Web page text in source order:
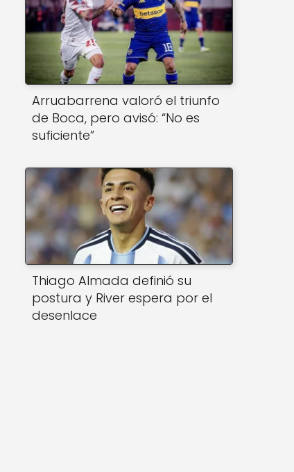
Arruabarrena valoró el triunfo
de Boca, pero avisó: “No es
suficiente”
Thiago Almada definió su
postura y River espera por el
desenlace